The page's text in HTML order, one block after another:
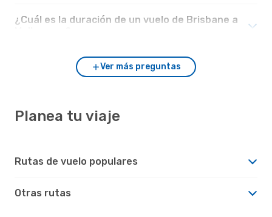
¿Cuál es la duración de un vuelo de Brisbane a
Ver más preguntas
Planea tu viaje
Rutas de vuelo populares
Otras rutas